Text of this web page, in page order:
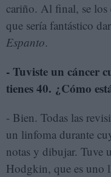
cariño. Al final, se los
que sería fantástico
Espanto.
- Tuviste un cáncer
tienes 40. ¿Cómo
- Bien. Todas las
un linfoma durante
notas y dibujar. Tuve
Hodgkin, que es uno